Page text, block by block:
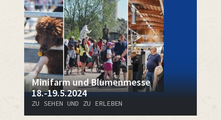
Minifarm und Blumenmesse
18.-19.5.2024
ZU SEHEN UND ZU ERLEBEN